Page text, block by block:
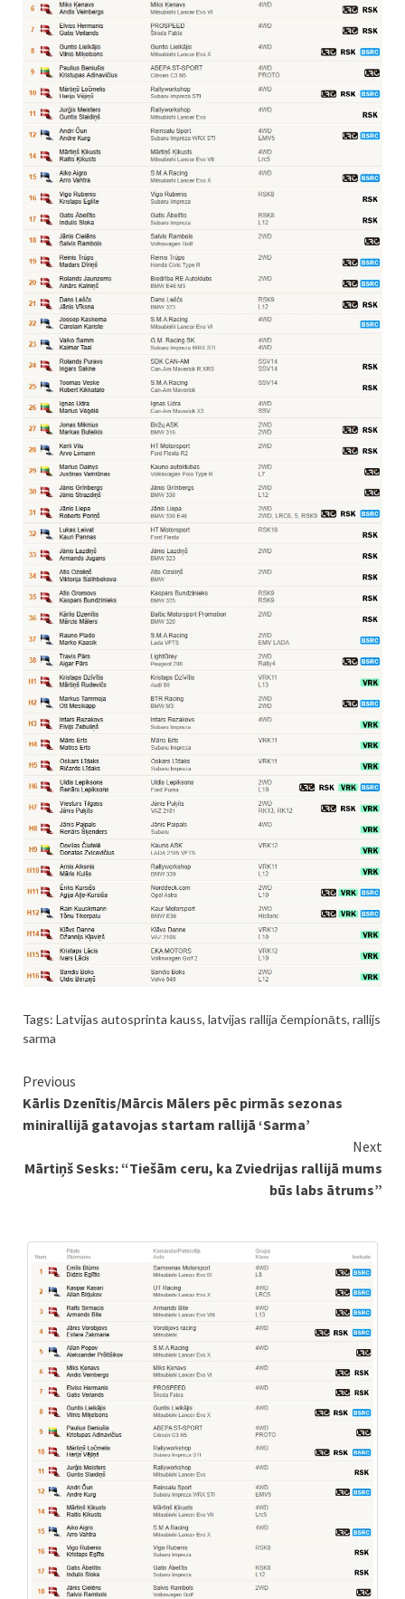
Tags: Latvijas autosprinta kauss, latvijas rallija čempionāts, rallijs
sarma
Continue
Reading
Previous
Kārlis Dzenītis/Mārcis Mālers pēc pirmās sezonas
minirallijā gatavojas startam rallijā ‘Sarma’
Next
Mārtiņš Sesks: “Tiešām ceru, ka Zviedrijas rallijā mums
būs labs ātrums”